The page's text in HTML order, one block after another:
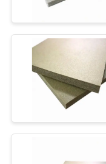
PRIVACY
POLICY
Painel
sadio